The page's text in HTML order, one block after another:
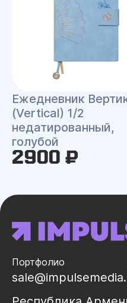
Ежедневник
(Vertical) 1/2
недатированный,
голубой
2900 ₽
Портфолио